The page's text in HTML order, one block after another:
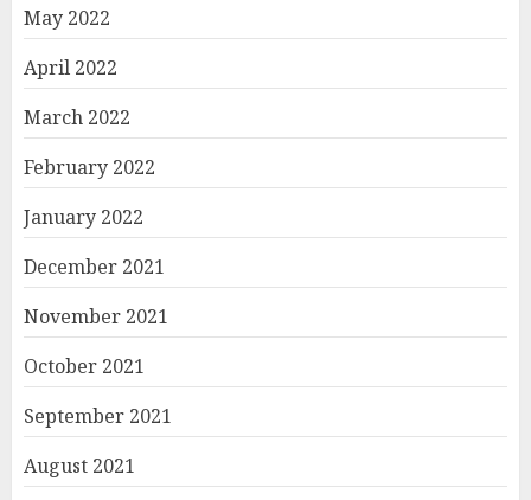
May 2022
April 2022
March 2022
February 2022
January 2022
December 2021
November 2021
October 2021
September 2021
August 2021